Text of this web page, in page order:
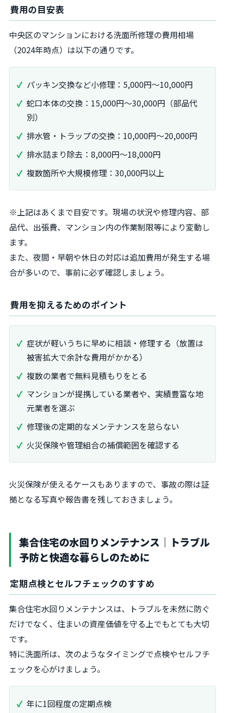
費用の目安表
中央区のマンションにおける洗面所修理の費用相場
（2024年時点）は以下の通りです。
パッキン交換など小修理：5,000円～10,000円
蛇口本体の交換：15,000円～30,000円（部品代
別）
排水管・トラップの交換：10,000円～20,000円
排水詰まり除去：8,000円～18,000円
複数箇所や大規模修理：30,000円以上
※上記はあくまで目安です。現場の状況や修理内容、部
品代、出張費、マンション内の作業制限等により変動し
ます。
また、夜間・早朝や休日の対応は追加費用が発生する場
合が多いので、事前に必ず確認しましょう。
費用を抑えるためのポイント
症状が軽いうちに早めに相談・修理する（放置は
被害拡大で余計な費用がかかる）
複数の業者で無料見積もりをとる
マンションが提携している業者や、実績豊富な地
元業者を選ぶ
修理後の定期的なメンテナンスを怠らない
火災保険や管理組合の補償範囲を確認する
火災保険が使えるケースもありますので、事故の際は証
拠となる写真や報告書を残しておきましょう。
集合住宅の水回りメンテナンス｜トラブル
予防と快適な暮らしのために
定期点検とセルフチェックのすすめ
集合住宅水回りメンテナンスは、トラブルを未然に防ぐ
だけでなく、住まいの資産価値を守る上でもとても大切
です。
特に洗面所は、次のようなタイミングで点検やセルフチ
ェックを心がけましょう。
年に1回程度の定期点検